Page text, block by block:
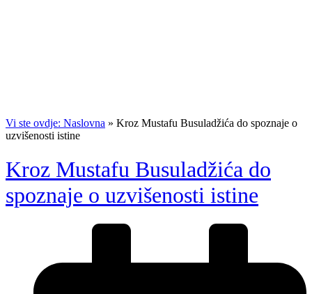
Vi ste ovdje: Naslovna » Kroz Mustafu Busuladžića do spoznaje o
uzvišenosti istine
Kroz Mustafu Busuladžića do
spoznaje o uzvišenosti istine